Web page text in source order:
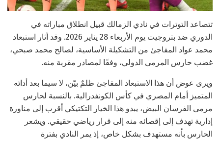
تتصاعد التوترات في نادي الزمالك قبيل انطلاق مباراته في
الدوري ضد بتروجيت يوم الأربعاء 28 يناير 2026. وقد أثار استبعاد
محمد عواد المفاجئ من التشكيلة الأساسية، لصالح محمد صبحي،
غضب حارس المرمى الدولي، وفقًا لمصادر مقربة منه.
ويرى عوض أن هذا الاستبعاد المفاجئ ظلمٌ بيّن، لا سيما بعد أدائه
المتميز أمام المصري في كأس الكونفدرالية. بالنسبة لحارس
مرمى الفرسان البيض، يبدو هذا الخيار التكتيكي أقرب إلى مناورة
إدارية تهدف إلى إقصائه منه إلى قرار رياضي حقيقي. ويشعر
الحارس بأنه مستهدف بشكل خاص، إذ يمر النادي بفترة